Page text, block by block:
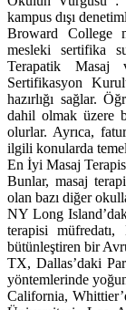
kampus dışı
Broward College
mesleki sertifika
Terapatik Masaj
Sertifikasyon
hazırlığı sağlar.
dahil olmak üzere
olurlar. Ayrıca,
ilgili konularda
En İyi Masaj
Bunlar, masaj
olan bazı diğer
NY Long
terapisi müfredatı,
bütünleştiren bir
TX, Dallas’daki
yöntemlerinde
California,